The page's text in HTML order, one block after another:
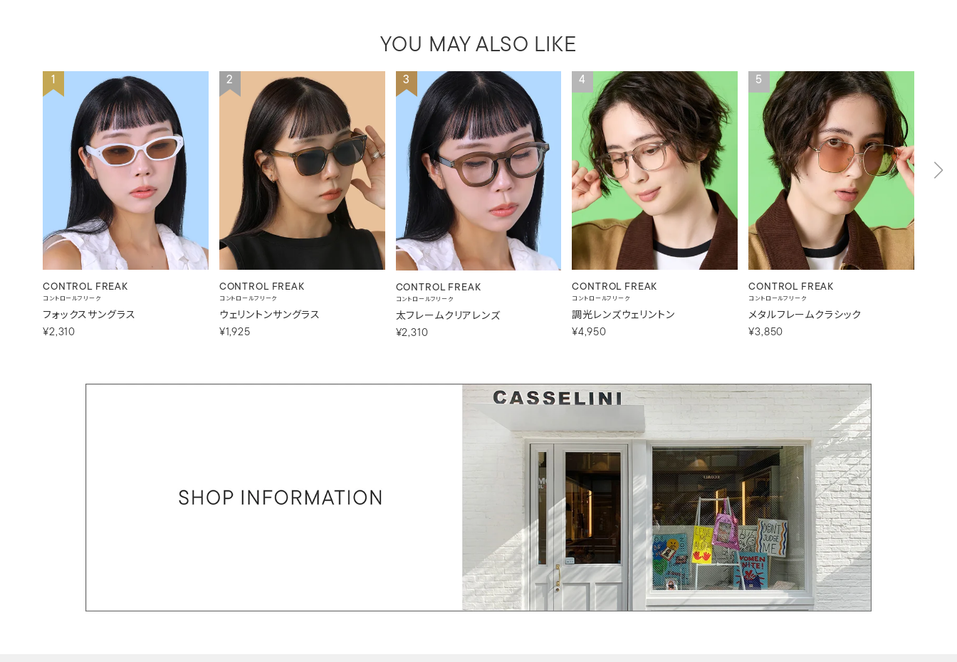
YOU MAY ALSO LIKE
1
CONTROL FREAK
コントロールフリーク
フォックスサングラス
¥2,310
2
CONTROL FREAK
コントロールフリーク
ウェリントンサングラス
¥1,925
3
CONTROL FREAK
コントロールフリーク
太フレームクリアレンズ
¥2,310
4
CONTROL FREAK
コントロールフリーク
調光レンズウェリントン
¥4,950
5
CONTROL FREAK
コントロールフリーク
メタルフレームクラシック
¥3,850